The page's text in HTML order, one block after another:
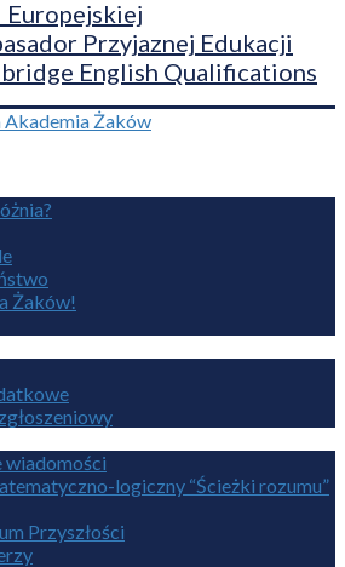
Żaków!
wiadomości
logiczny “Ścieżki rozumu”
Przyszłości